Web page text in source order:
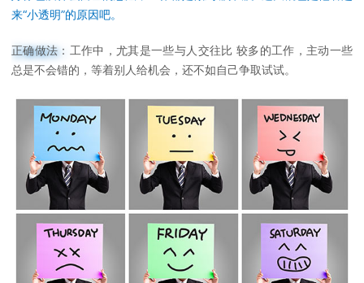
来“小透明”的原因吧。
正确做法： 工作中，尤其是一些与人交往比 较多的工作，主动一些
总是不会错的，等着别人给机会，还不如自己争取试试。